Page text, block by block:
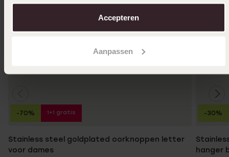
over in onscookiebeleid.
Accepteren
Aanpassen
Stainless steel goldplated oorknoppen letter
voor dames
-70% 1+1 gratis
hanger
-30%